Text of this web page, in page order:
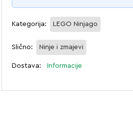
Kategorija: LEGO Ninjago
Slično: Ninje i zmajevi
Dostava: Informacije